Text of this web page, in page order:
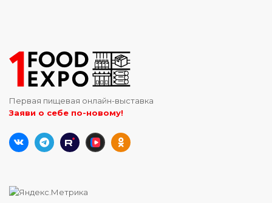
Первая пищевая онлайн-выставка
Заяви о себе по-новому!